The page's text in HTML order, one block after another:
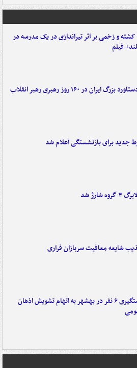
۲۲ کشته و زخمی بر اثر تیراندازی در یک مدرسه در
فیلم
جدید برای بازنشستگی اعلام شد
گروه شارژ شد
شایعه معافیت سربازان فراری
دستگیری ۶ نفر در بهشهر به اتهام تشویش اذهان